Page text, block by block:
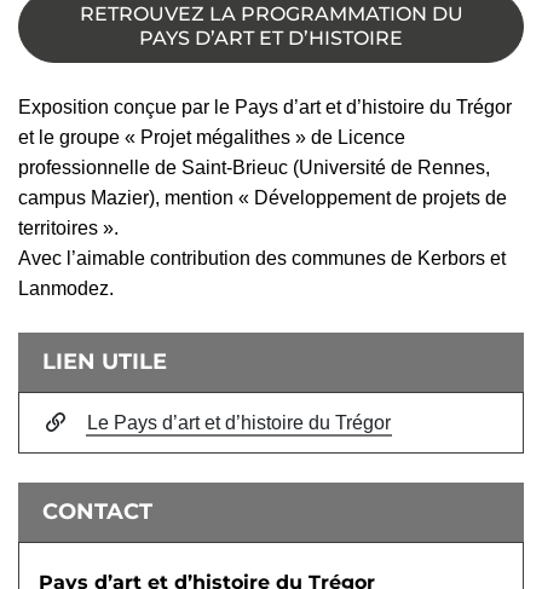
RETROUVEZ LA PROGRAMMATION DU
PAYS D’ART ET D’HISTOIRE
Exposition conçue par le Pays d’art et d’histoire du Trégor
et le groupe « Projet mégalithes » de Licence
professionnelle de Saint-Brieuc (Université de Rennes,
campus Mazier), mention « Développement de projets de
territoires ».
Avec l’aimable contribution des communes de Kerbors et
Lanmodez.
Informations complémentaires
LIEN UTILE
Le Pays d’art et d’histoire du Trégor
CONTACT
Pays d’art et d’histoire du Trégor